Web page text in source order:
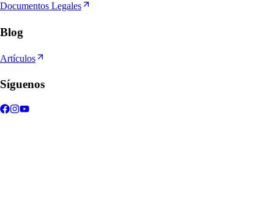
Documentos Legales
Blog
Artículos
Síguenos